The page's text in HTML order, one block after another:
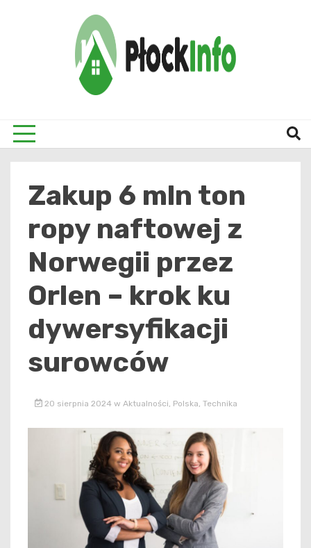
Zakup 6 mln ton
ropy naftowej z
Norwegii przez
Orlen – krok ku
dywersyfikacji
surowców
20 sierpnia 2024 w Aktualności Polska Technika